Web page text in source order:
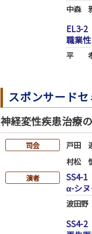
中森
EL3-2
職業
平
スポンサード
神経変性疾患治療
司会
戸田
村松
演者
SS4-1
α-シ
波田
SS4-2